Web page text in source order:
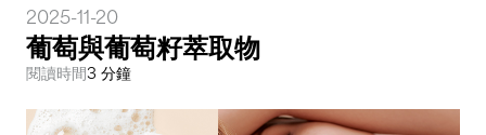
2025-11-20
葡萄與葡萄籽萃取物
閱讀時間3 分鐘